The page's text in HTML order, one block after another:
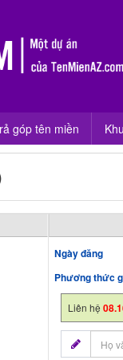
góp tên miền
Ngày đăng
Phương thức
Liên hệ